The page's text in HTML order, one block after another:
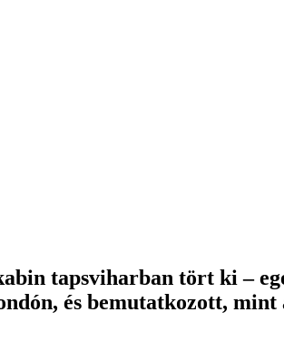
tapsviharban tört ki –
és bemutatkozott, mint